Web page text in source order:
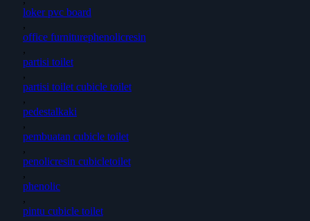
loker pvc board
,
office furniturephenolicresin
,
partisi toilet
,
partisi toilet cubicle toilet
,
pedestalkaki
,
pembuatan cubicle toilet
,
penolicresin cubicletoilet
,
phenolic
,
pintu cubicle toilet